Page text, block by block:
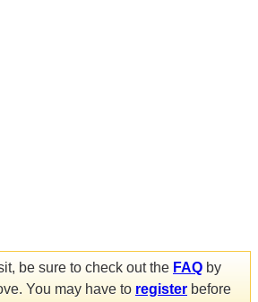
be sure to check out the FAQ by
You may have to register before